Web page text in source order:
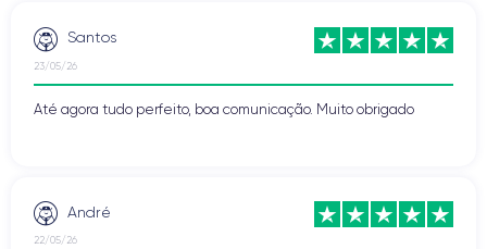
Santos
23/05/26
Até agora tudo perfeito, boa comunicação. Muito obrigado
André
22/05/26